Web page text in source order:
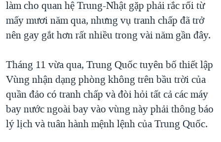
làm cho quan hệ Trung-Nhật gặp phải rắc rối từ
mấy mươi năm qua, nhưng vụ tranh chấp đã trở
nên gay gắt hơn rất nhiều trong vài năm gần đây.
Tháng 11 vừa qua, Trung Quốc tuyên bố thiết lập
Vùng nhận dạng phòng không trên bầu trời của
quần đảo có tranh chấp và đòi hỏi tất cả các máy
bay nước ngoài bay vào vùng này phải thông báo
lý lịch và tuân hành mệnh lệnh của Trung Quốc.